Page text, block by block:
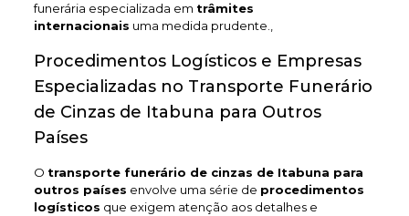
funerária especializada em trâmites
internacionais uma medida prudente.,
Procedimentos Logísticos e Empresas
Especializadas no Transporte Funerário
de Cinzas de Itabuna para Outros
Países
O transporte funerário de cinzas de Itabuna para
outros países envolve uma série de procedimentos
logísticos que exigem atenção aos detalhes e